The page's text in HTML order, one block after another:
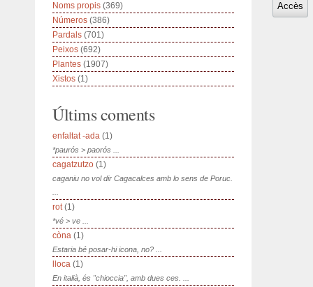
Noms propis (369)
Números (386)
Pardals (701)
Peixos (692)
Plantes (1907)
Xistos (1)
Últims coments
enfaltat -ada (1)
*paurós > paorós ...
cagatzutzo (1)
caganiu no vol dir Cagacalces amb lo sens de Poruc.
rot(1)
*vé > ve ...
còna (1)
Estaria bé posar-hi icona, no? ...
lloca (1)
En italià, és "chioccia", amb dues ces. ...